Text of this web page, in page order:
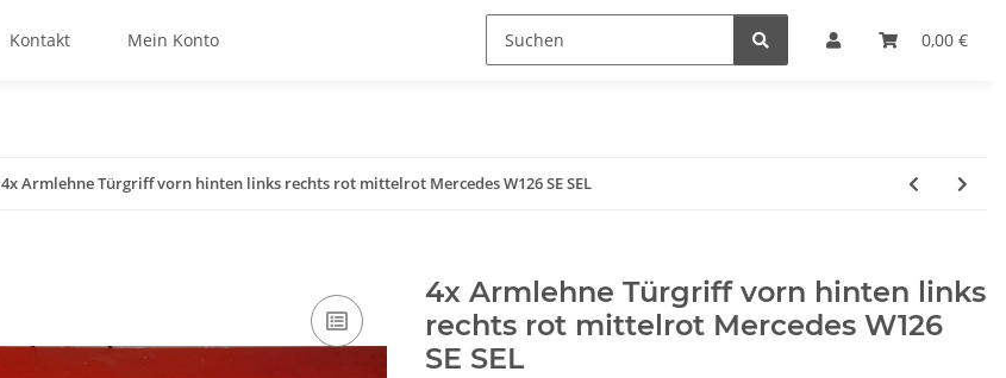
0,00 €
Kontakt Mein Konto
4x Armlehne Türgriff vorn hinten links rechts rot mittelrot Mercedes W126 SE SEL
4x Armlehne Türgriff vorn hinten links
rechts rot mittelrot Mercedes W126
SE SEL